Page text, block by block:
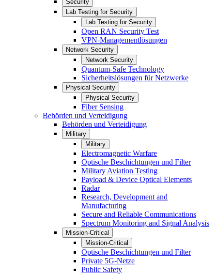
Security
Lab Testing for Security
Lab Testing for Security
Open RAN Security Test
VPN-Managementlösungen
Network Security
Network Security
Quantum-Safe Technology
Sicherheitslösungen für Netzwerke
Physical Security
Physical Security
Fiber Sensing
Behörden und Verteidigung
Behörden und Verteidigung
Military
Military
Electromagnetic Warfare
Optische Beschichtungen und Filter
Military Aviation Testing
Payload & Device Optical Elements
Radar
Research, Development and
Manufacturing
Secure and Reliable Communications
Spectrum Monitoring and Signal Analysis
Mission-Critical
Mission-Critical
Optische Beschichtungen und Filter
Private 5G-Netze
Public Safety